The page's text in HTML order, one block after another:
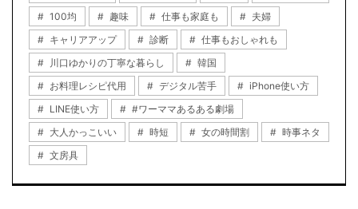
100均
趣味 仕事も家庭も
夫婦
キャリアアップ
診断
仕事もおしゃれも
川口ゆかりの丁寧な暮らし
韓国
お料理レシピ代用
デジタル苦手
iPhone使い方
LINE使い方
#ワーママあるある劇場
大人かっこいい
時短 女の時間割
時事ネタ
文房具